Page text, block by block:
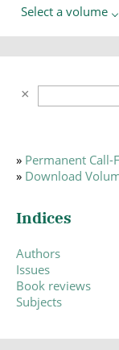
Select a volume
» Permanent Call-
» Download
Indices
Authors
Issues
Book reviews
Subjects